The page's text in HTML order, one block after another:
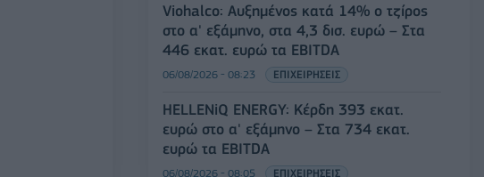
Viohalco: Αυξημένος κατά 14% ο τζίρος
στο α' εξάμηνο, στα 4,3 δισ. ευρώ – Στα
446 εκατ. ευρώ τα EBITDA
06/08/2026 - 08:23 ΕΠΙΧΕΙΡΗΣΕΙΣ
HELLENiQ ENERGY: Κέρδη 393 εκατ.
ευρώ στο α' εξάμηνο – Στα 734 εκατ.
ευρώ τα EBITDA
06/08/2026 - 08:05 ΕΠΙΧΕΙΡΗΣΕΙΣ